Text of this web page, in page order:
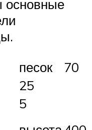
основные
песок
70
25
5